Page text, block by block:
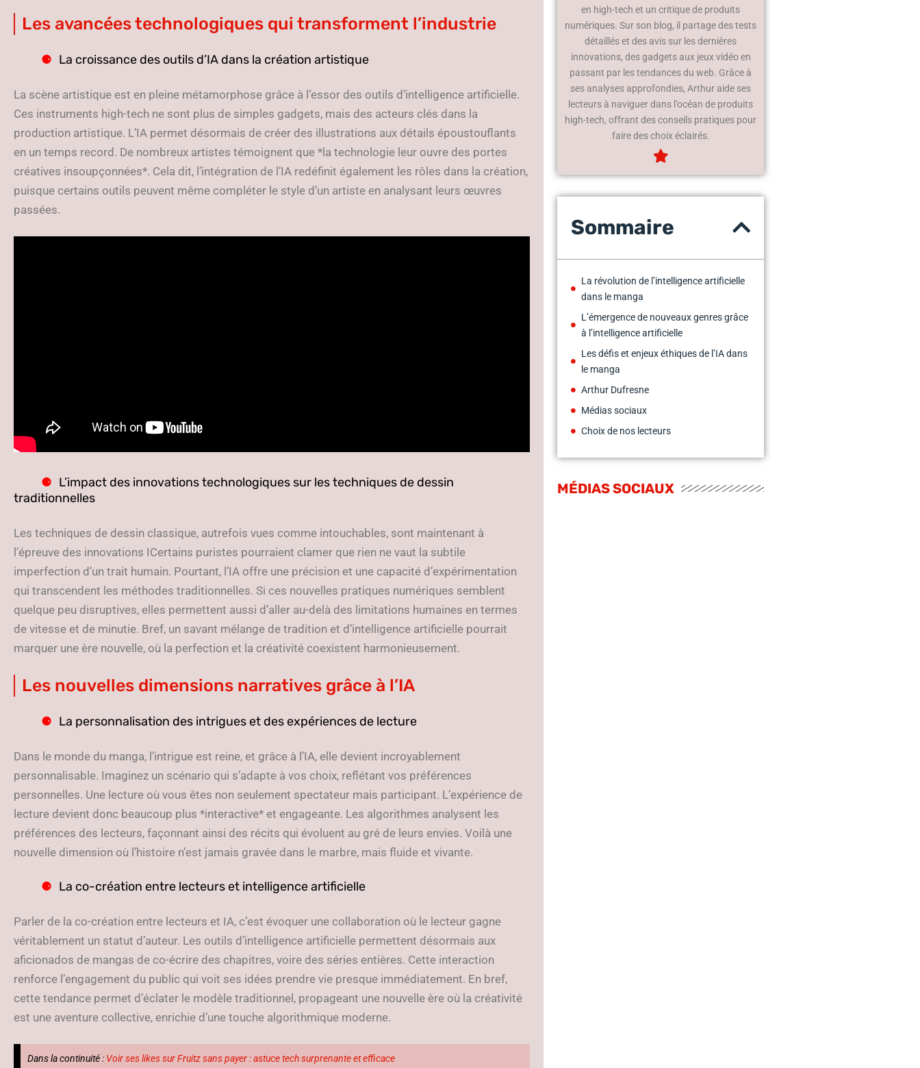
Les avancées technologiques qui transforment l’industrie
La croissance des outils d’IA dans la création artistique
La scène artistique est en pleine métamorphose grâce à l’essor des outils d’intelligence artificielle.
Ces instruments high-tech ne sont plus de simples gadgets, mais des acteurs clés dans la
production artistique. L’IA permet désormais de créer des illustrations aux détails époustouflants
en un temps record. De nombreux artistes témoignent que *la technologie leur ouvre des portes
créatives insoupçonnées*. Cela dit, l’intégration de l’IA redéfinit également les rôles dans la création,
puisque certains outils peuvent même compléter le style d’un artiste en analysant leurs œuvres
passées.
L’impact des innovations technologiques sur les techniques de dessin
traditionnelles
Les techniques de dessin classique, autrefois vues comme intouchables, sont maintenant à
l’épreuve des innovations ICertains puristes pourraient clamer que rien ne vaut la subtile
imperfection d’un trait humain. Pourtant, l’IA offre une précision et une capacité d’expérimentation
qui transcendent les méthodes traditionnelles. Si ces nouvelles pratiques numériques semblent
quelque peu disruptives, elles permettent aussi d’aller au-delà des limitations humaines en termes
de vitesse et de minutie. Bref, un savant mélange de tradition et d’intelligence artificielle pourrait
marquer une ère nouvelle, où la perfection et la créativité coexistent harmonieusement.
Les nouvelles dimensions narratives grâce à l’IA
La personnalisation des intrigues et des expériences de lecture
Dans le monde du manga, l’intrigue est reine, et grâce à l’IA, elle devient incroyablement
personnalisable. Imaginez un scénario qui s’adapte à vos choix, reflétant vos préférences
personnelles. Une lecture où vous êtes non seulement spectateur mais participant. L’expérience de
lecture devient donc beaucoup plus *interactive* et engageante. Les algorithmes analysent les
préférences des lecteurs, façonnant ainsi des récits qui évoluent au gré de leurs envies. Voilà une
nouvelle dimension où l’histoire n’est jamais gravée dans le marbre, mais fluide et vivante.
La co-création entre lecteurs et intelligence artificielle
Parler de la co-création entre lecteurs et IA, c’est évoquer une collaboration où le lecteur gagne
véritablement un statut d’auteur. Les outils d’intelligence artificielle permettent désormais aux
aficionados de mangas de co-écrire des chapitres, voire des séries entières. Cette interaction
renforce l’engagement du public qui voit ses idées prendre vie presque immédiatement. En bref,
cette tendance permet d’éclater le modèle traditionnel, propageant une nouvelle ère où la créativité
est une aventure collective, enrichie d’une touche algorithmique moderne.
Dans la continuité : Voir ses likes sur Fruitz sans payer : astuce tech surprenante et efficace
en high-tech et un critique de produits
numériques. Sur son blog, il partage des tests
détaillés et des avis sur les dernières
innovations, des gadgets aux jeux vidéo en
passant par les tendances du web. Grâce à
ses analyses approfondies, Arthur aide ses
lecteurs à naviguer dans l’océan de produits
high-tech, offrant des conseils pratiques pour
faire des choix éclairés.
Sommaire
La révolution de l’intelligence artificielle
dans le manga
L’émergence de nouveaux genres grâce
à l’intelligence artificielle
Les défis et enjeux éthiques de l’IA dans
le manga
Arthur Dufresne
Médias sociaux
Choix de nos lecteurs
MÉDIAS SOCIAUX